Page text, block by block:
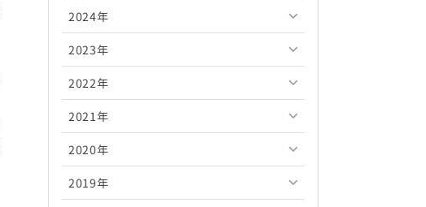
2026年7月
2026年6月
2026年5月
2026年4月
2026年3月
2026年2月
2025年12月
2025年11月
2025年10月
2025年9月
2025年8月
2025年7月
2024年
2024年12月
2024年11月
2024年10月
2024年9月
2024年8月
2023年
2023年12月
2023年11月
2023年10月
2023年9月
2022年
2022年12月
2022年11月
2022年10月
2021年
2021年12月
2021年11月
2020年
2020年12月
2019年